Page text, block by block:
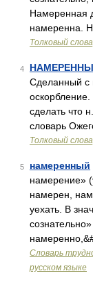
Намеренная
намеренна.
Толковый
4
Сделанный с
сделать что
словарь
Толковый
5 намеренный
намерение»
намерен,
уехать. В
Словарь
русском языке